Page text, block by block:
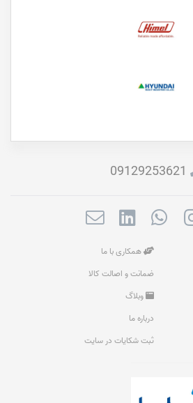
09129253621
همکاری با ما
ضمانت و اصالت کالا
وبلاگ
درباره ما
ثبت شکایات در سایت